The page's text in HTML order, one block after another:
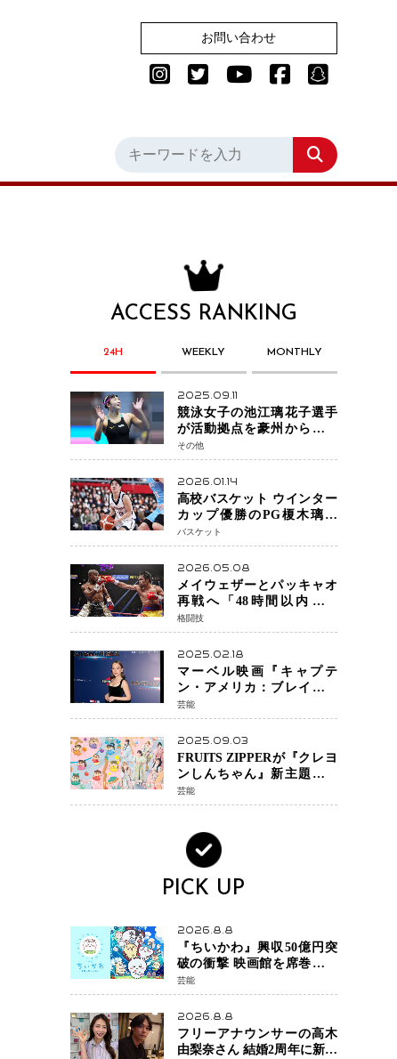
お問い合わせ
ACCESS RANKING
24H WEEKLY MONTHLY
2025.09.11
競泳女子の池江璃花子選手
が活動拠点を豪州から日本
へ！ 豪州での挑戦を糧に、
28年ロサンゼルス五輪へ再
始動
その他
2026.01.14
高校バスケット ウインター
カップ優勝のPG榎木璃旺
（えのき・りお）がプロの
現場へ―。
バスケット
2026.05.08
メイウェザーとパッキャオ
再戦へ「48時間以内に決
着」公式戦かエキシビショ
ンか混迷続く
格闘技
2025.02.18
マーベル映画『キャプテ
ン・アメリカ：ブレイブ・
ニュー・ワールド』 新ブラ
ック・ウィドウ役のシラ・
ハースとは！？
芸能
2025.09.03
FRUITS ZIPPERが『クレヨ
ンしんちゃん』新主題歌を
担当
芸能
PICK UP
2026.8.8
『ちいかわ』興収50億円突
破の衝撃 映画館を席巻する
「日本発コンテンツ」の強
さ スパイダーマン、モア
ナら世界級作品と並ぶ存在
感
芸能
2026.8.8
フリーアナウンサーの高木
由梨奈さん 結婚2周年に新た